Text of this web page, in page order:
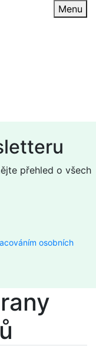
Menu
přehled o všech
osobních